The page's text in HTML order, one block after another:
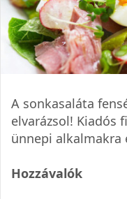
A sonkasaláta
elvarázsol! Kiadós
ünnepi alkalmakra
Hozzávalók